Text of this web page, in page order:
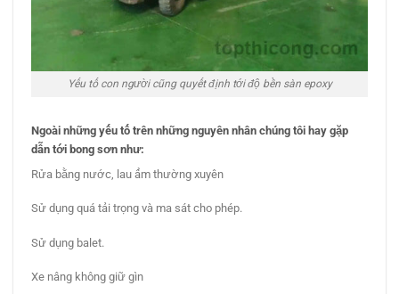
Yếu tố con người cũng quyết định tới độ bền sàn epoxy
Ngoài những yếu tố trênnhững nguyên nhân chúng tôi hay gặp
dẫn tới bong sơn như:
Rửa bằng nước, lau ẩm thường xuyên
Sử dụng quá tải trọng và ma sát cho phép.
Sử dụng balet.
Xe nâng không giữ gìn